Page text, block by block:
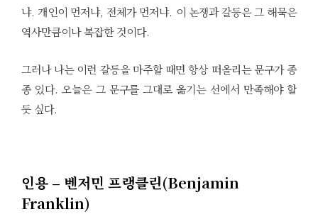
냐. 개인이 먼저냐, 전체가 먼저냐. 이 논쟁과 갈등은 그 해묵은
역사만큼이나 복잡한 것이다.
그러나 나는 이런 갈등을 마주할 때면 항상 떠올리는 문구가 종
종 있다. 오늘은 그 문구를 그대로 옮기는 선에서 만족해야 할
듯 싶다.
인용 – 벤저민 프랭클린(Benjamin
Franklin)